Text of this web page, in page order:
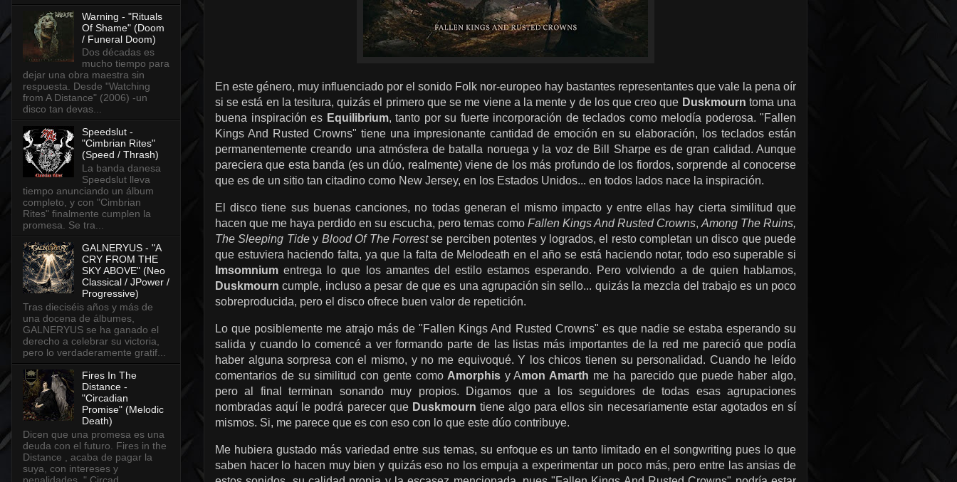
En este género, muy influenciado por el sonido Folk nor-europeo hay bastantes representantes que vale la pena oír
si se está en la tesitura, quizás el primero que se me viene a la mente y de los que creo que Duskmourn toma una
buena inspiración es Equilibrium, tanto por su fuerte incorporación de teclados como melodía poderosa. "Fallen
Kings And Rusted Crowns" tiene una impresionante cantidad de emoción en su elaboración, los teclados están
permanentemente creando una atmósfera de batalla noruega y la voz de Bill Sharpe es de gran calidad. Aunque
pareciera que esta banda (es un dúo, realmente) viene de los más profundo de los fiordos, sorprende al conocerse
que es de un sitio tan citadino como New Jersey, en los Estados Unidos... en todos lados nace la inspiración.
El disco tiene sus buenas canciones, no todas generan el mismo impacto y entre ellas hay cierta similitud que
hacen que me haya perdido en su escucha, pero temas como Fallen Kings And Rusted Crowns, Among The Ruins,
The Sleeping Tidey Blood Of The Forrestse perciben potentes y logrados, el resto completan un disco que puede
que estuviera haciendo falta, ya que la falta de Melodeath en el año se está haciendo notar, todo eso superable si
Imsomnium entrega lo que los amantes del estilo estamos esperando. Pero volviendo a de quien hablamos,
Duskmourn cumple, incluso a pesar de que es una agrupación sin sello... quizás la mezcla del trabajo es un poco
sobreproducida, pero el disco ofrece buen valor de repetición.
Lo que posiblemente me atrajo más de "Fallen Kings And Rusted Crowns" es que nadie se estaba esperando su
salida y cuando lo comencé a ver formando parte de las listas más importantes de la red me pareció que podía
haber alguna sorpresa con el mismo, y no me equivoqué. Y los chicos tienen su personalidad. Cuando he leído
comentarios de su similitud con gente comoAmorphisy Amon Amarth me ha parecido que puede haber algo,
pero al final terminan sonando muy propios. Digamos que a los seguidores de todas esas agrupaciones
nombradas aquí le podrá parecer que Duskmourn tiene algo para ellos sin necesariamente estar agotados en sí
mismos. Si, me parece que es con eso con lo que este dúo contribuye.
Me hubiera gustado más variedad entre sus temas, su enfoque es un tanto limitado en el songwriting pues lo que
saben hacer lo hacen muy bien y quizás eso no los empuja a experimentar un poco más, pero entre las ansias de
Warning - "Rituals
Of Shame" (Doom
/ Funeral Doom)
Dos décadas es
mucho tiempo para
dejar una obra maestra sin
respuesta. Desde "Watching
from A Distance" (2006) -un
disco tan devas...
Speedslut -
"Cimbrian Rites"
(Speed / Thrash)
La banda danesa
Speedslut lleva
tiempo anunciando un álbum
completo, y con "Cimbrian
Rites" finalmente cumplen la
promesa. Se tra...
GALNERYUS - "A
CRY FROM THE
SKY ABOVE" (Neo
Classical / JPower /
Progressive)
Tras dieciséis años y más de
una docena de álbumes,
GALNERYUS se ha ganado el
derecho a celebrar su victoria,
pero lo verdaderamente gratif...
Fires In The
Distance -
"Circadian
Promise" (Melodic
Death)
Dicen que una promesa es una
deuda con el futuro. Fires in the
Distance , acaba de pagar la
suya, con intereses y
penalidades. " Circad...